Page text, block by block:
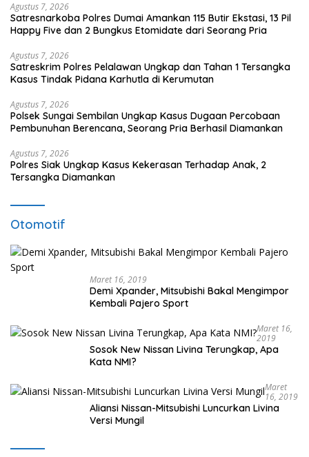
Agustus 7, 2026
Satresnarkoba Polres Dumai Amankan 115 Butir Ekstasi, 13 Pil
Happy Five dan 2 Bungkus Etomidate dari Seorang Pria
Agustus 7, 2026
Satreskrim Polres Pelalawan Ungkap dan Tahan 1 Tersangka
Kasus Tindak Pidana Karhutla di Kerumutan
Agustus 7, 2026
Polsek Sungai Sembilan Ungkap Kasus Dugaan Percobaan
Pembunuhan Berencana, Seorang Pria Berhasil Diamankan
Agustus 7, 2026
Polres Siak Ungkap Kasus Kekerasan Terhadap Anak, 2
Tersangka Diamankan
Otomotif
Maret 16, 2019
Demi Xpander, Mitsubishi Bakal Mengimpor
Kembali Pajero Sport
Maret 16,
2019
Sosok New Nissan Livina Terungkap, Apa
Kata NMI?
Maret
16, 2019
Aliansi Nissan-Mitsubishi Luncurkan Livina
Versi Mungil